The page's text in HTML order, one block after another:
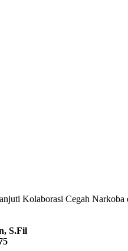
Kolaborasi Cegah Narkoba
S.Fil